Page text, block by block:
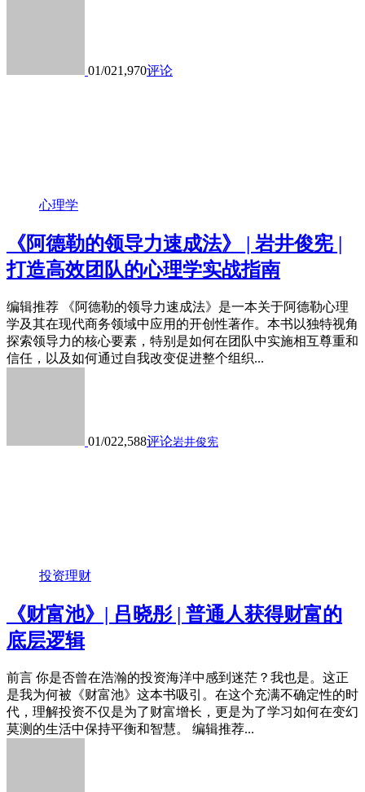
01/021,970评论
心理学
《阿德勒的领导力速成法》 | 岩井俊宪 |
打造高效团队的心理学实战指南
编辑推荐 《阿德勒的领导力速成法》是一本关于阿德勒心理
学及其在现代商务领域中应用的开创性著作。本书以独特视角
探索领导力的核心要素，特别是如何在团队中实施相互尊重和
信任，以及如何通过自我改变促进整个组织...
01/022,588评论岩井俊宪
投资理财
《财富池》| 吕晓彤 | 普通人获得财富的
底层逻辑
前言 你是否曾在浩瀚的投资海洋中感到迷茫？我也是。这正
是我为何被《财富池》这本书吸引。在这个充满不确定性的时
代，理解投资不仅是为了财富增长，更是为了学习如何在变幻
莫测的生活中保持平衡和智慧。 编辑推荐...